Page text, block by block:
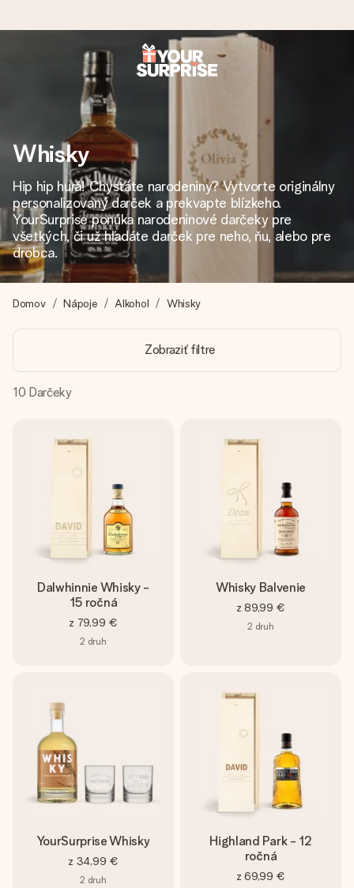
Objednaj dnes, odošleme do 1 prac. dňa
Váš darček starostlivo vyrobíme a bleskovo odošleme –
aby ste ho mohli darovať presne v ten správny okamih, keď
na tom najviac záleží.
4,7 (na základe +15 000 recenzií)
Naše darčeky inšpirujú. Zákazníci nás na Google Reviews
hodnotia známkou 4,7.
Vytvorte niečo výnimočné v pár jednoduchých krokoch – s
jej menom, vašou fotografiou alebo odkazom, ktorý naozaj
zahreje pri srdci. Žiadne zbytočnosti, len veľa lásky pre ten
pravý moment.
Whisky
Hip hip hurá! Chystáte narodeniny? Vytvorte originálny
personalizovaný darček a prekvapte blízkeho.
YourSurprise ponúka narodeninové darčeky pre
všetkých, či už hľadáte darček pre neho, ňu, alebo pre
drobca.
Domov Nápoje Alkohol Whisky
Zobraziť filtre
10 Darčeky
Dalwhinnie Whisky -
15 ročná
z 79,99 €
2 druh
Whisky Balvenie
z 89,99 €
2 druh
YourSurprise Whisky
z 34,99 €
2 druh
Highland Park - 12
ročná
z 69,99 €